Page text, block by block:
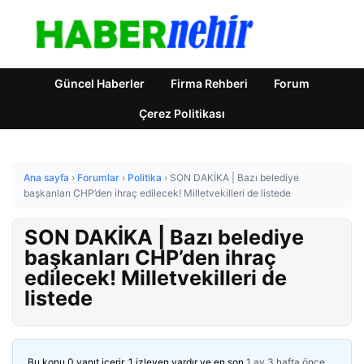
Güncel Haberler Firma Rehberi Forum
Çerez Politikası
Ana sayfa › Forumlar › Politika › SON DAKİKA | Bazı belediye
başkanları CHP’den ihraç edilecek! Milletvekilleri de listede
SON DAKİKA | Bazı belediye
başkanları CHP’den ihraç
edilecek! Milletvekilleri de
listede